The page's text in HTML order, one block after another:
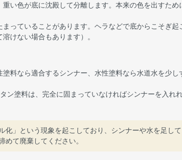
い色が底に沈殿して分離します。本来の色を出すため
っていることがあります。ヘラなどで底からこそぎ起
けない場合もあります）。
料なら適合するシンナー、水性塗料なら水道水を少し
ン塗料は、完全に固まっていなければシンナーを入れ
化」という現象を起こしており、シンナーや水を足し
めて廃棄してください。